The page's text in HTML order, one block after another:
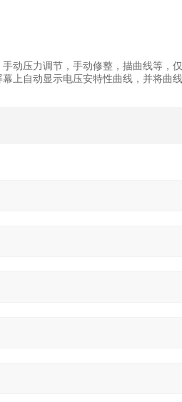
动压力调节，手动修整，描曲线等，
上自动显示电压安特性曲线，并将曲线